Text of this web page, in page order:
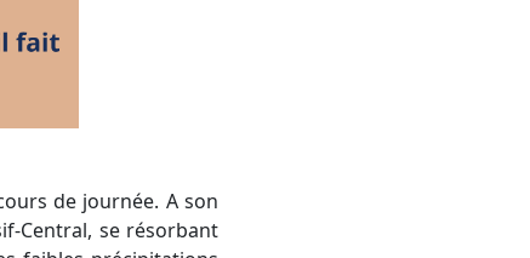
de journée. A son
Central, se résorbant